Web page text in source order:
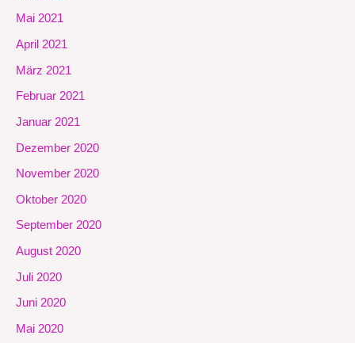
Mai 2021
April 2021
März 2021
Februar 2021
Januar 2021
Dezember 2020
November 2020
Oktober 2020
September 2020
August 2020
Juli 2020
Juni 2020
Mai 2020